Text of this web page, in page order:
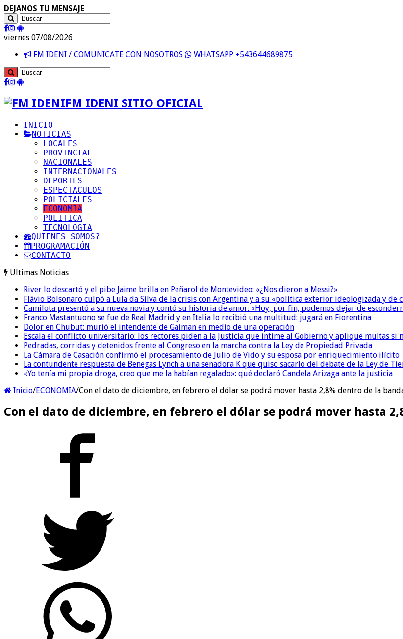
DEJANOS TU MENSAJE
viernes 07/08/2026
FM IDENI / COMUNICATE CON NOSOTROS
WHATSAPP +543644689875
FM IDENI SITIO OFICIAL
INICIO
NOTICIAS
LOCALES
PROVINCIAL
NACIONALES
INTERNACIONALES
DEPORTES
ESPECTACULOS
POLICIALES
ECONOMIA
POLITICA
TECNOLOGIA
QUIENES SOMOS?
PROGRAMACIÓN
CONTACTO
Ultimas Noticias
River lo descartó y el pibe Jaime brilla en Peñarol de Montevideo: «¿Nos dieron a Messi?»
Flávio Bolsonaro culpó a Lula da Silva de la crisis con Argentina y a su «política exterior ideologizada y de
Camilota presentó a su nueva novia y contó su historia de amor: «Hoy, por fin, podemos dejar de
Franco Mastantuono se fue de Real Madrid y en Italia lo recibió una multitud: jugará en Fiorentina
Dolor en Chubut: murió el intendente de Gaiman en medio de una operación
Escala el conflicto universitario: los rectores piden a la Justicia que intime al Gobierno y aplique multas si
Pedradas, corridas y detenidos frente al Congreso en la marcha contra la Ley de Propiedad Privada
La Cámara de Casación confirmó el procesamiento de Julio de Vido y su esposa por enriquecimiento ilícito
La contundente respuesta de Benegas Lynch a una senadora K que quiso sacarlo del debate de la Ley de
«Yo tenía mi propia droga, creo que me la habían regalado»: qué declaró Candela Arizaga ante la justicia
Inicio/ECONOMIA/Con el dato de diciembre, en febrero el dólar se podrá mover hasta 2,8% dentro de la
Con el dato de diciembre, en febrero el dólar se podrá mover hasta